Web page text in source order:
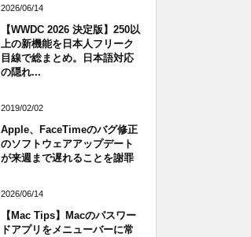
2026/06/14
【WWDC 2026 決定版】250以
上の新機能を日本人フリーク
目線で総まとめ。日本語対応
の隠れ...
2019/02/02
Apple、FaceTimeのバグ修正
のソフトウェアアップデート
が来週まで遅れることを謝罪
2026/06/14
【Mac Tips】Macのパスワー
ドアプリをメニューバーに常